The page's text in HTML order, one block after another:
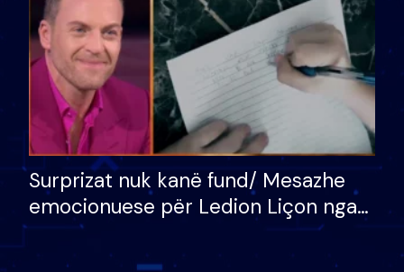
Surprizat nuk kanë fund/ Mesazhe
emocionuese për Ledion Liçon nga
nëna dhe fëmijët e tij, moderatori
nuk i mban dot lotët: Nuk meritoj…